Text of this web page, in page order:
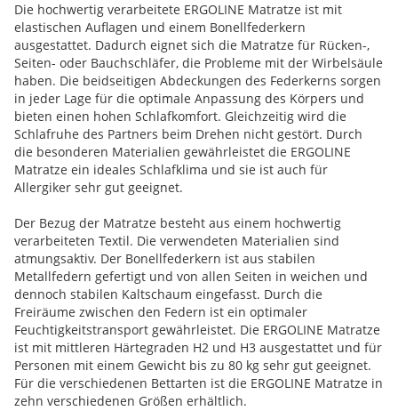
Die hochwertig verarbeitete ERGOLINE Matratze ist mit
elastischen Auflagen und einem Bonellfederkern
ausgestattet. Dadurch eignet sich die Matratze für Rücken-,
Seiten- oder Bauchschläfer, die Probleme mit der Wirbelsäule
haben. Die beidseitigen Abdeckungen des Federkerns sorgen
in jeder Lage für die optimale Anpassung des Körpers und
bieten einen hohen Schlafkomfort. Gleichzeitig wird die
Schlafruhe des Partners beim Drehen nicht gestört. Durch
die besonderen Materialien gewährleistet die ERGOLINE
Matratze ein ideales Schlafklima und sie ist auch für
Allergiker sehr gut geeignet.
Der Bezug der Matratze besteht aus einem hochwertig
verarbeiteten Textil. Die verwendeten Materialien sind
atmungsaktiv. Der Bonellfederkern ist aus stabilen
Metallfedern gefertigt und von allen Seiten in weichen und
dennoch stabilen Kaltschaum eingefasst. Durch die
Freiräume zwischen den Federn ist ein optimaler
Feuchtigkeitstransport gewährleistet. Die ERGOLINE Matratze
ist mit mittleren Härtegraden H2 und H3 ausgestattet und für
Personen mit einem Gewicht bis zu 80 kg sehr gut geeignet.
Für die verschiedenen Bettarten ist die ERGOLINE Matratze in
zehn verschiedenen Größen erhältlich.